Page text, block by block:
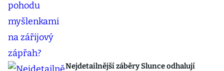
Nejdetailnější záběry Slunce odhalují